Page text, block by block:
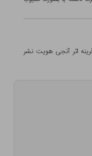
تمرکز و قرینه اثر آنجی هویت نشر